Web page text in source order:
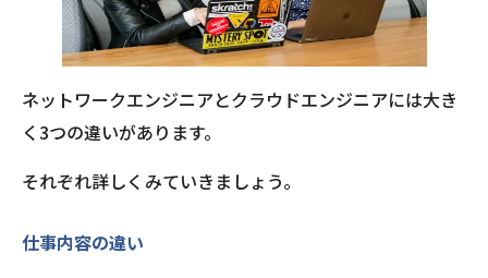
ネットワークエンジニアとクラウドエンジニアには大き
く3つの違いがあります。
それぞれ詳しくみていきましょう。
仕事内容の違い